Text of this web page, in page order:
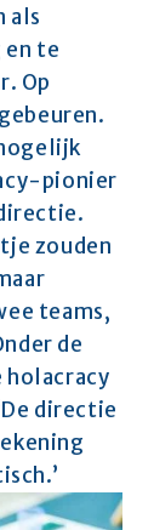
als
te
Op
pionier
zouden
teams,
de
holacracy
directie